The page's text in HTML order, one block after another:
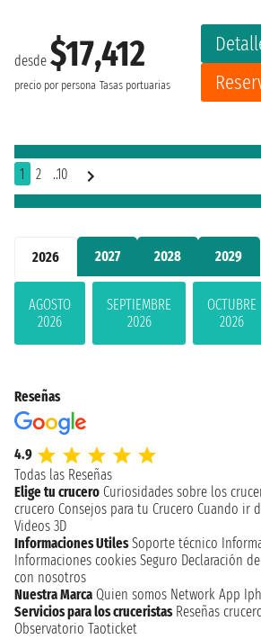
2026 2027 2028 2029
AGOSTO
2026
SEPTIEMBRE
2026
OCTUBRE
2026
desde $17,412
precio por persona Tasas portuarias
1 2 ..10
Reseñas
4.9
Todas las Reseñas
Elige tu crucero Curiosidades sobre los
crucero Consejos para tu Crucero Cuando ir
Videos 3D
Informaciones Utiles Soporte técnico
Informaciones cookies Seguro Declaración
con nosotros
Nuestra Marca Quien somos Network App
Servicios para los cruceristas Reseñas
Observatorio Taoticket